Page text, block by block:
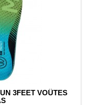
3FEET VOÛTES